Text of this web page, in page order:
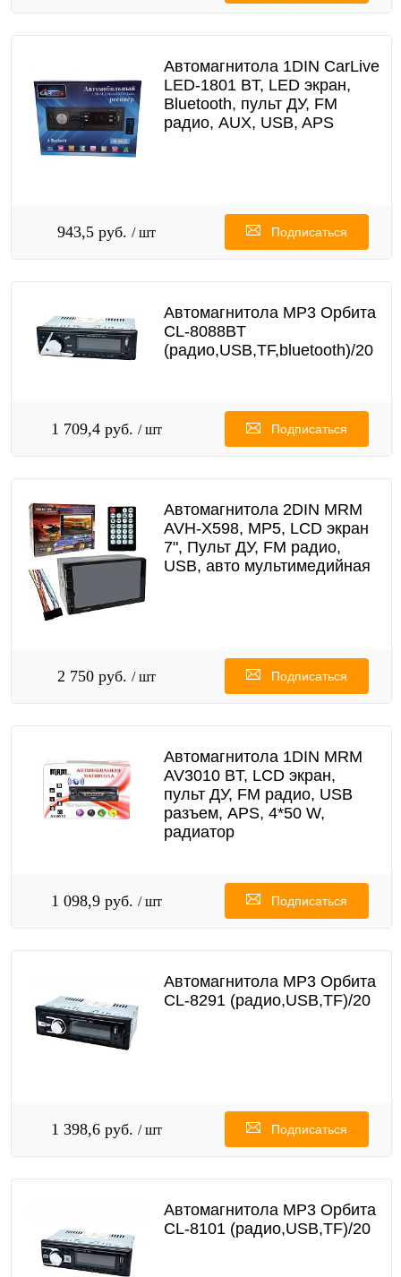
Автомагнитола 1DIN CarLive
LED-1801 BT, LED экран,
Bluetooth, пульт ДУ, FM
радио, AUX, USB, APS
943,5 руб. / шт Подписаться
Автомагнитола MP3 Орбита
CL-8088BT
(радио,USB,TF,bluetooth)/20
1 709,4 руб. / шт Подписаться
Автомагнитола 2DIN MRM
AVH-X598, MP5, LCD экран
7", Пульт ДУ, FM радио,
USB, авто мультимедийная
2 750 руб. / шт Подписаться
Автомагнитола 1DIN MRM
AV3010 BT, LCD экран,
пульт ДУ, FM радио, USB
разъем, APS, 4*50 W,
радиатор
1 098,9 руб. / шт Подписаться
Автомагнитола MP3 Орбита
CL-8291 (радио,USB,TF)/20
1 398,6 руб. / шт Подписаться
Автомагнитола MP3 Орбита
CL-8101 (радио,USB,TF)/20